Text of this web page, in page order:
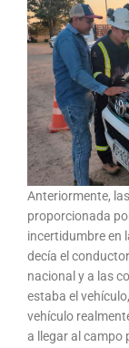
Anteriormente,
proporcionada
incertidumbre en
decía el
nacional y a las
estaba el
vehículo
a llegar al campo